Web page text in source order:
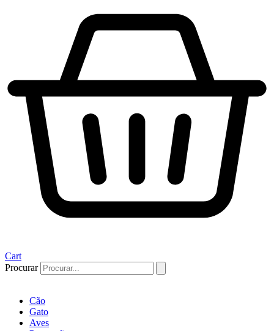
Cart
Procurar
Cão
Gato
Aves